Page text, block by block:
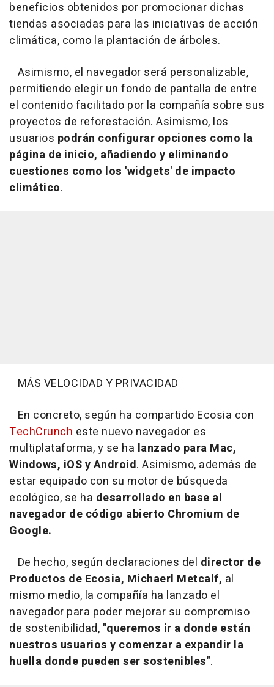
beneficios obtenidos por promocionar dichas
tiendas asociadas para las iniciativas de acción
climática, como la plantación de árboles.
Asimismo, el navegador será personalizable,
permitiendo elegir un fondo de pantalla de entre
el contenido facilitado por la compañía sobre sus
proyectos de reforestación. Asimismo, los
usuarios podrán configurar opciones como la
página de inicio, añadiendo y eliminando
cuestiones como los 'widgets' de impacto
climático.
MÁS VELOCIDAD Y PRIVACIDAD
En concreto, según ha compartido Ecosia con
TechCrunch este nuevo navegador es
multiplataforma, y se ha lanzado para Mac,
Windows, iOS y Android. Asimismo, además de
estar equipado con su motor de búsqueda
ecológico, se ha desarrollado en base al
navegador de código abierto Chromium de
Google.
De hecho, según declaraciones del director de
Productos de Ecosia, Michaerl Metcalf, al
mismo medio, la compañía ha lanzado el
navegador para poder mejorar su compromiso
de sostenibilidad, "queremos ir a donde están
nuestros usuarios y comenzar a expandir la
huella donde pueden ser sostenibles".